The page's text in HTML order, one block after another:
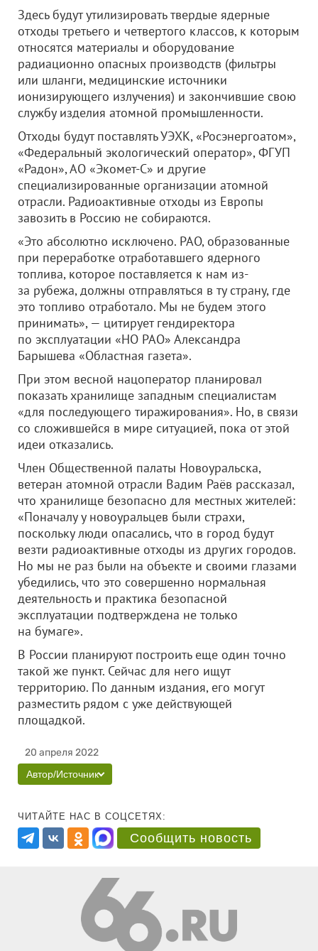
Здесь будут утилизировать твердые ядерные
отходы третьего и четвертого классов, к которым
относятся материалы и оборудование
радиационно опасных производств (фильтры
или шланги, медицинские источники
ионизирующего излучения) и закончившие свою
службу изделия атомной промышленности.
Отходы будут поставлять УЭХК, «Росэнергоатом»,
«Федеральный экологический оператор», ФГУП
«Радон», АО «Экомет-С» и другие
специализированные организации атомной
отрасли. Радиоактивные отходы из Европы
завозить в Россию не собираются.
«Это абсолютно исключено. РАО, образованные
при переработке отработавшего ядерного
топлива, которое поставляется к нам из-
за рубежа, должны отправляться в ту страну, где
это топливо отработало. Мы не будем этого
принимать», — цитирует гендиректора
по эксплуатации «НО РАО» Александра
Барышева «Областная газета».
При этом весной нацоператор планировал
показать хранилище западным специалистам
«для последующего тиражирования». Но, в связи
со сложившейся в мире ситуацией, пока от этой
идеи отказались.
Член Общественной палаты Новоуральска,
ветеран атомной отрасли Вадим Раёв рассказал,
что хранилище безопасно для местных жителей:
«Поначалу у новоуральцев были страхи,
поскольку люди опасались, что в город будут
везти радиоактивные отходы из других городов.
Но мы не раз были на объекте и своими глазами
убедились, что это совершенно нормальная
деятельность и практика безопасной
эксплуатации подтверждена не только
на бумаге».
В России планируют построить еще один точно
такой же пункт. Сейчас для него ищут
территорию. По данным издания, его могут
разместить рядом с уже действующей
площадкой.
20 апреля 2022
Автор/Источник
ЧИТАЙТЕ НАС В СОЦСЕТЯХ:
Сообщить новость